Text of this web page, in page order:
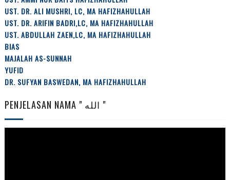
UST. DR. ALI MUSHRI, LC, MA HAFIZHAHULLAH
UST. DR. ARIFIN BADRI,LC, MA HAFIZHAHULLAH
UST. ABDULLAH ZAEN,LC, MA HAFIZHAHULLAH
BIAS
MAJALAH AS-SUNNAH
YUFID
DR. SUFYAN BASWEDAN, MA HAFIZHAHULLAH
PENJELASAN NAMA " الله "